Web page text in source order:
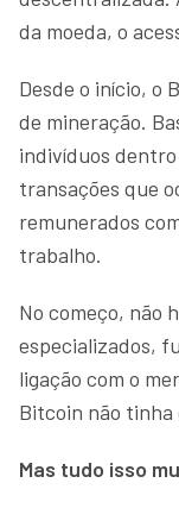
da moeda, o
Desde o início, o
de mineração.
indivíduos
transações que
remunerados
trabalho.
No começo, não
especializados,
ligação com o
Bitcoin não tinha
Mas tudo isso